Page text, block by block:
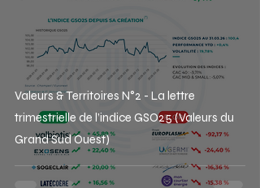
Valeurs & Territoires N°2 - La lettre
trimestrielle de l’indice GSO25 (Valeurs du
Grand Sud Ouest)